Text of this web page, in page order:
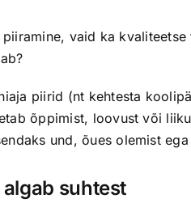
vaid ka
piirid (nt kehtesta
õppimist, loovust või
und, õues olemist
suhtest